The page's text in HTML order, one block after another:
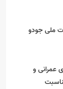
ملی جودو
عمرانی و